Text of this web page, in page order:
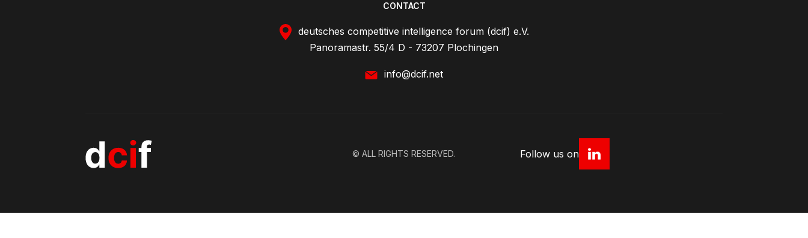
CONTACT
deutsches competitive intelligence forum (dcif) e.V.
Panoramastr. 55/4 D - 73207 Plochingen
info@dcif.net
© ALL RIGHTS RESERVED. Follow us on